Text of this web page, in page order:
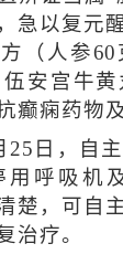
急以复元
（人参
安宫牛
癫痫药物
日，自主
用呼吸机
楚，可自
治疗。